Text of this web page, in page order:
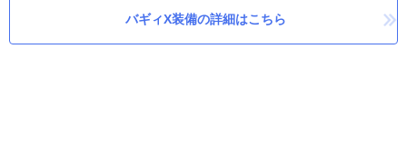
バギィX装備の詳細はこちら